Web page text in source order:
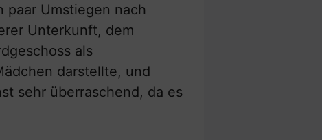
Umstiegen nach
Unterkunft, dem
als
darstellte, und
sehr überraschend, da es